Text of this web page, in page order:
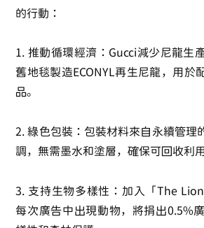
的行動：
1. 推動循環經濟 ：Gucci減少尼龍生
舊地毯製造ECONYL再生尼龍，用於
品。
2.綠色包裝 ：包裝材料來自永續管理
調，無需墨水和塗層，確保可回收利用
3. 支持生物多樣性 ：加入「The
每次廣告中出現動物，將捐出0.5%